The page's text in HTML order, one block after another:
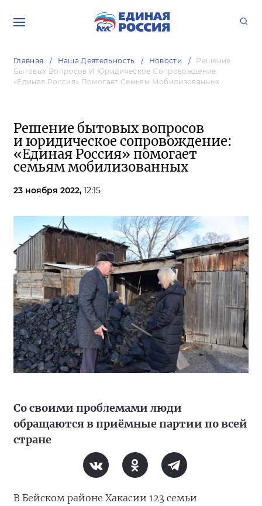
Главная Наша Деятельность Новости
Решение
Бытовых Вопросов И Юридическое Сопровождение:
«Единая Россия» Помогает Семьям Мобилизованных
Решение бытовых вопросов
и юридическое сопровождение:
«Единая Россия» помогает
семьям мобилизованных
23 ноября 2022, 12:15
Со своими проблемами люди
обращаются в приёмные партии по всей
стране
В Бейском районе Хакасии 123 семьи